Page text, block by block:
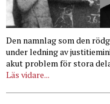
Den namnlag som den
under ledning av
akut problem för stora
Läs vidare...